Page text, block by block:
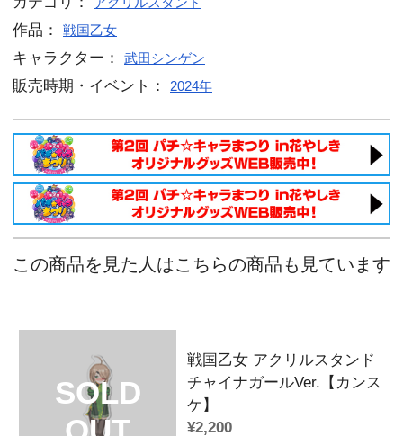
キャラクター部分
190mm×90mm以内
ガールVer.シリーズが登場！
可愛い衣装に大きめサイズで存在感も
自分の好きな乙女たちでお部屋を飾ろ